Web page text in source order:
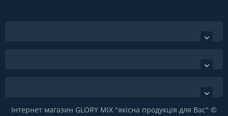
Інтернет магазин GLORY MIX "якісна продукція для Вас" ©